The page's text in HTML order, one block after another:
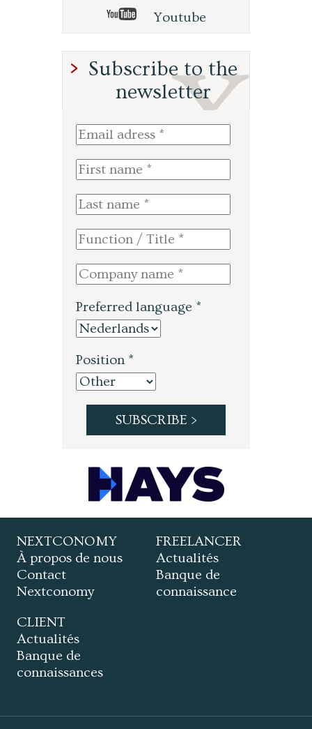
Youtube
Subscribe to the
newsletter
Preferred language *
Position *
NEXTCONOMY
À propos de nous
Contact
Nextconomy
FREELANCER
Actualités
Banque de
connaissance
CLIENT
Actualités
Banque de
connaissances